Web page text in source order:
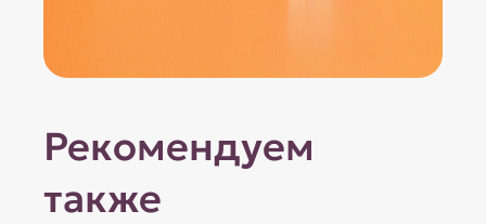
Рекомендуем
также